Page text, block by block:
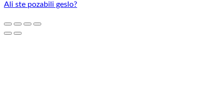
Ali ste pozabili geslo?